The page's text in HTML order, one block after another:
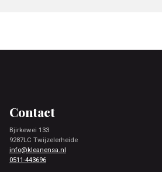
Contact
Bjirkewei 133
9287LC Twijzelerheide
info@kleanensa.nl
0511-443696